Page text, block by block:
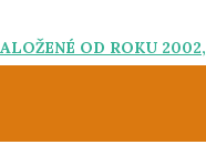
OD ROKU